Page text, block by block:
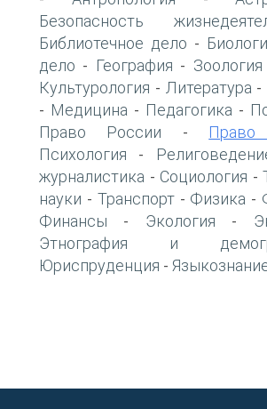
Безопасность
Библиотечное дело -
дело - География - Зоология
Культурология - Литература -
- Медицина - Педагогика -
Право России - Право
Психология -
журналистика - Социология -
науки - Транспорт- Физика -
Финансы - Экология -
Этнография и
Юриспруденция -